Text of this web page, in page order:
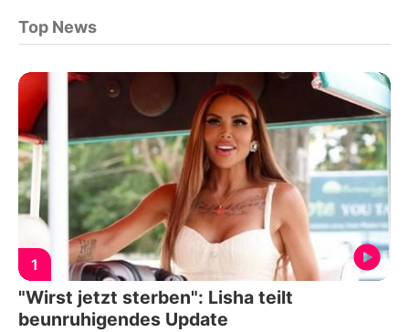
Top News
1
"Wirst jetzt sterben": Lisha teilt
beunruhigendes Update